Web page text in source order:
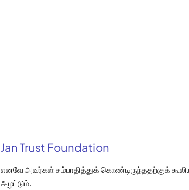
Jan Trust Foundation
எனவே அவர்கள் சம்பாதித்துக் கொண்டிருந்ததற்குக்
அழட்டும்.